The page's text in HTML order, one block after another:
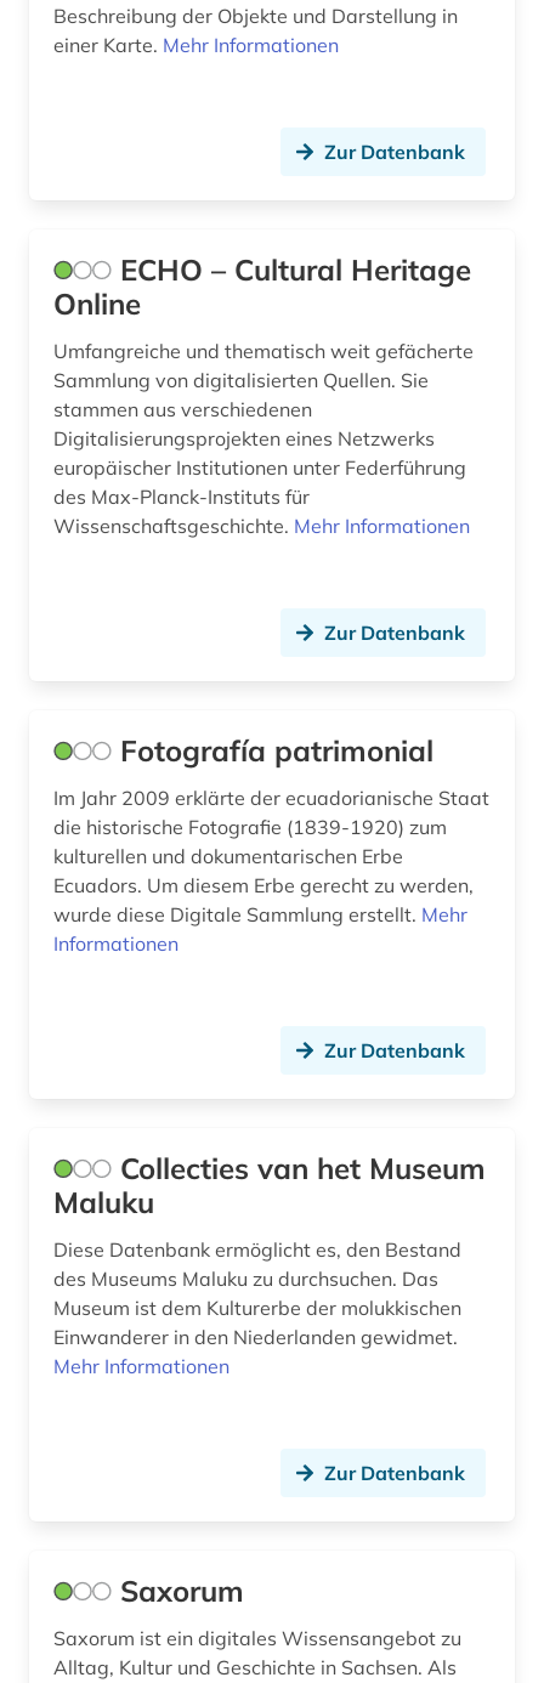
regensburg (1)
sachsen (1)
sammlung (1)
schriftdenkmal (1)
schweden (9)
stadtgestaltung (1)
stadtsanierung (1)
ukraine (1)
unesco (1)
uppsala (1)
urkunde (1)
Beschreibung der Objekte und Darstellung in
einer Karte. Mehr Informationen
Zur Datenbank
ECHO – Cultural Heritage
Online
Umfangreiche und thematisch weit gefächerte
Sammlung von digitalisierten Quellen. Sie
stammen aus verschiedenen
Digitalisierungsprojekten eines Netzwerks
europäischer Institutionen unter Federführung
des Max-Planck-Instituts für
Wissenschaftsgeschichte. Mehr Informationen
Zur Datenbank
Fotografía patrimonial
Im Jahr 2009 erklärte der ecuadorianische Staat
die historische Fotografie (1839-1920) zum
kulturellen und dokumentarischen Erbe
Ecuadors. Um diesem Erbe gerecht zu werden,
wurde diese Digitale Sammlung erstellt. Mehr
Informationen
Zur Datenbank
Collecties van het Museum
Maluku
Diese Datenbank ermöglicht es, den Bestand
des Museums Maluku zu durchsuchen. Das
Museum ist dem Kulturerbe der molukkischen
Einwanderer in den Niederlanden gewidmet.
Mehr Informationen
Zur Datenbank
Saxorum
Saxorum ist ein digitales Wissensangebot zu
Alltag, Kultur und Geschichte in Sachsen. Als